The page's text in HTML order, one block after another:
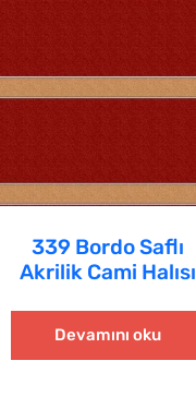
339 Bordo Saflı
Akrilik Cami Halısı
Devamını oku